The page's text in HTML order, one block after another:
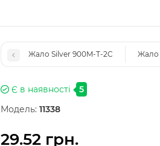
Жало Silver 900M-T-2C Жало
Є в наявності 5
Модель: 11338
29.52 грн.